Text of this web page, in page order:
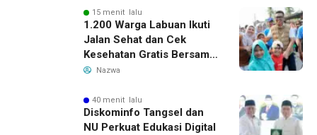
15 menit lalu
1.200 Warga Labuan Ikuti
Jalan Sehat dan Cek
Kesehatan Gratis Bersama
Gubernur Banten
Nazwa
40 menit lalu
Diskominfo Tangsel dan
NU Perkuat Edukasi Digital